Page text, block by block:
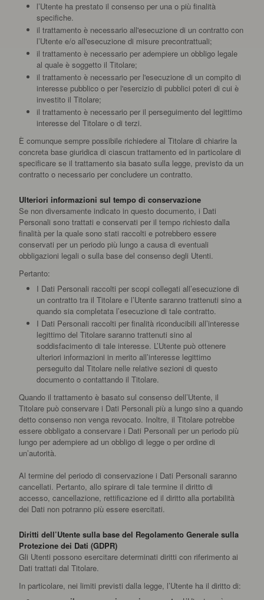
l’Utente ha prestato il consenso per una o più finalità
specifiche.
il trattamento è necessario all'esecuzione di un contratto con
l’Utente e/o all'esecuzione di misure precontrattuali;
il trattamento è necessario per adempiere un obbligo legale
al quale è soggetto il Titolare;
il trattamento è necessario per l'esecuzione di un compito di
interesse pubblico o per l'esercizio di pubblici poteri di cui è
investito il Titolare;
il trattamento è necessario per il perseguimento del legittimo
interesse del Titolare o di terzi.
È comunque sempre possibile richiedere al Titolare di chiarire la
concreta base giuridica di ciascun trattamento ed in particolare di
specificare se il trattamento sia basato sulla legge, previsto da un
contratto o necessario per concludere un contratto.
Ulteriori informazioni sul tempo di conservazione
Se non diversamente indicato in questo documento, i Dati
Personali sono trattati e conservati per il tempo richiesto dalla
finalità per la quale sono stati raccolti e potrebbero essere
conservati per un periodo più lungo a causa di eventuali
obbligazioni legali o sulla base del consenso degli Utenti.
Pertanto:
I Dati Personali raccolti per scopi collegati all’esecuzione di
un contratto tra il Titolare e l’Utente saranno trattenuti sino a
quando sia completata l’esecuzione di tale contratto.
I Dati Personali raccolti per finalità riconducibili all’interesse
legittimo del Titolare saranno trattenuti sino al
soddisfacimento di tale interesse. L’Utente può ottenere
ulteriori informazioni in merito all’interesse legittimo
perseguito dal Titolare nelle relative sezioni di questo
documento o contattando il Titolare.
Quando il trattamento è basato sul consenso dell’Utente, il
Titolare può conservare i Dati Personali più a lungo sino a quando
detto consenso non venga revocato. Inoltre, il Titolare potrebbe
essere obbligato a conservare i Dati Personali per un periodo più
lungo per adempiere ad un obbligo di legge o per ordine di
un’autorità.
Al termine del periodo di conservazione i Dati Personali saranno
cancellati. Pertanto, allo spirare di tale termine il diritto di
accesso, cancellazione, rettificazione ed il diritto alla portabilità
dei Dati non potranno più essere esercitati.
Diritti dell’Utente sulla base del Regolamento Generale sulla
Protezione dei Dati (GDPR)
Gli Utenti possono esercitare determinati diritti con riferimento ai
Dati trattati dal Titolare.
In particolare, nei limiti previsti dalla legge, l’Utente ha il diritto di: